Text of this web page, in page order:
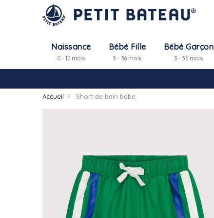
Naissance
0 - 12 mois
Bébé Fille
3 - 36 mois
Bébé Garçon
3 - 36 mois
Accueil Short de bain bébé